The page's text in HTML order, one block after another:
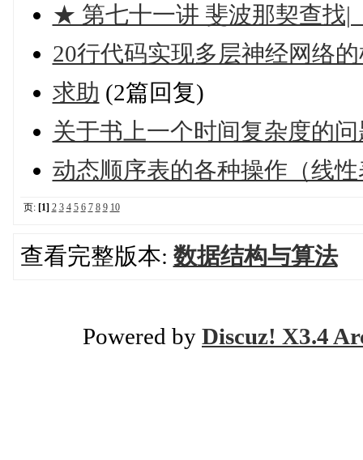
★ 第七十一讲 斐波那契查找
20行代码实现多层神经网络
求助 (2篇回复)
关于书上一个时间复杂度的
动态顺序表的各种操作（线
页: [1] 2 3 4 5 6 7 8 9 10
查看完整版本: 数据结构与算法
Powered by Discuz! X3.4